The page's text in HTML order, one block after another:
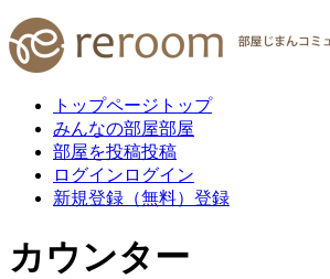
トップページ トップ
みんなの部屋部屋
部屋を投稿投稿
ログイン ログイン
新規登録（無料） 登録
カウンター